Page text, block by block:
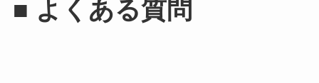
■ よくある質問